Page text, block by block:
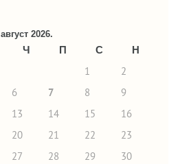
август 2026.
Ч П С
Н
1
2
6 7 8
9
13 14 15
16
20 21 22
23
27 28 29
30